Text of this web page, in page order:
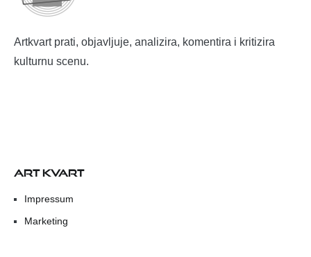
Artkvart prati, objavljuje, analizira, komentira i kritizira
kulturnu scenu.
ART KVART
Impressum
Marketing